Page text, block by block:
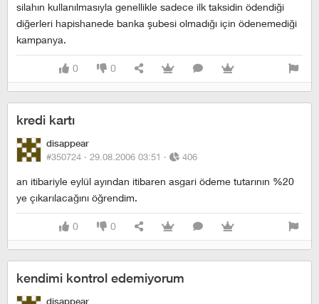
silahın kullanılmasıyla genellikle sadece ilk taksidin ödendiği
diğerleri hapishanede banka şubesi olmadığı için ödenemediği
kampanya.
0 0
kredi kartı
disappear
#350724 · 29.08.2006 03:51 · 406
an itibariyle eylül ayından itibaren asgari ödeme tutarının %20
ye çıkarılacağını öğrendim.
0 0
kendimi kontrol edemiyorum
disappear